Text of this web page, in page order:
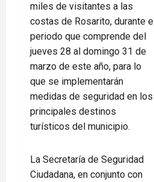
miles de visitantes a las
costas de Rosarito, durante el
periodo que comprende del
jueves 28 al domingo 31 de
marzo de este año, para lo
que se implementarán
medidas de seguridad en los
principales destinos
turísticos del municipio.
La Secretaría de Seguridad
Ciudadana, en conjunto con